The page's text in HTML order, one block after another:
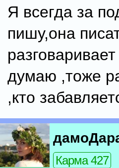
Я всегда за
пишу,она
думаю ,тоже
,кто
Карма 427